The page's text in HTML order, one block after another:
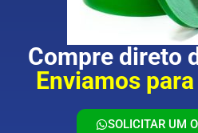
Compre direto
Enviamos
SOLICITAR UM